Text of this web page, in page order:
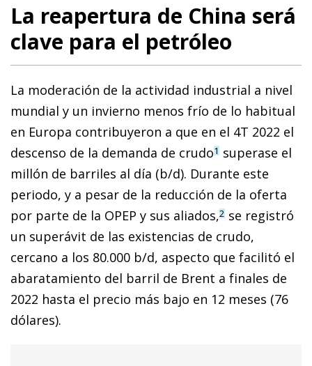
La reapertura de China será
clave para el petróleo
La moderación de la actividad industrial a nivel
mundial y un invierno menos frío de lo habitual
en Europa contribuyeron a que en el 4T 2022 el
descenso de la demanda de crudo1 superase el
millón de barriles al día (b/d). Durante este
periodo, y a pesar de la reducción de la oferta
por parte de la OPEP y sus aliados,2 se registró
un superávit de las existencias de crudo,
cercano a los 80.000 b/d, aspecto que facilitó el
abaratamiento del barril de Brent a finales de
2022 hasta el precio más bajo en 12 meses (76
dólares).